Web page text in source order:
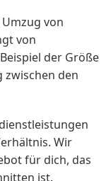
von
von
der Größe
zwischen den
Wir
für dich, das
ist.